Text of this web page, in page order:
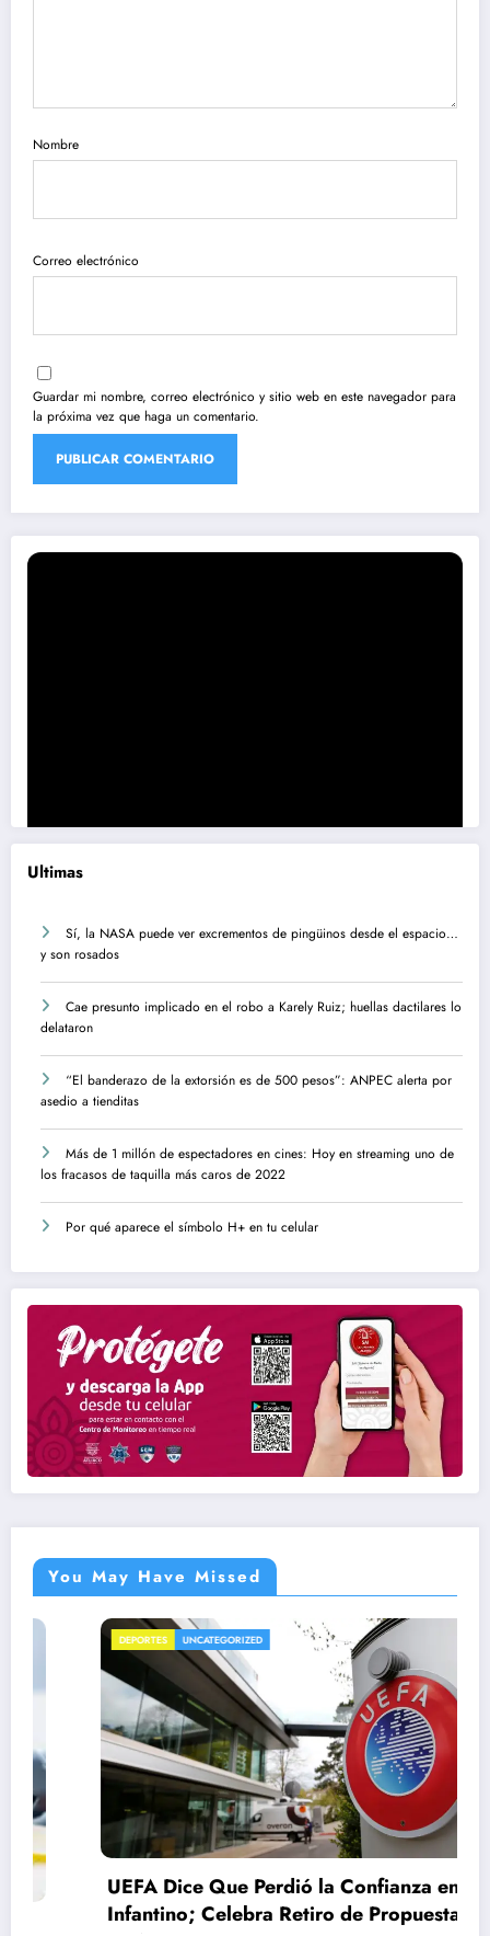
Nombre
Correo electrónico
Guardar mi nombre, correo electrónico y sitio web en este navegador para
la próxima vez que haga un comentario.
Ultimas
Sí, la NASA puede ver excrementos de pingüinos desde el espacio…
y son rosados
Cae presunto implicado en el robo a Karely Ruiz; huellas dactilares lo
delataron
“El banderazo de la extorsión es de 500 pesos”: ANPEC alerta por
asedio a tienditas
Más de 1 millón de espectadores en cines: Hoy en streaming uno de
los fracasos de taquilla más caros de 2022
Por qué aparece el símbolo H+ en tu celular
You May Have Missed
UNCATEGORIZED
UEFA Dice Que Perdió la Confianza en
Infantino; Celebra Retiro de Propuesta de la